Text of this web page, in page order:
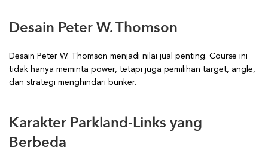
Desain Peter W. Thomson
Desain Peter W. Thomson menjadi nilai jual penting. Course ini
tidak hanya meminta power, tetapi juga pemilihan target, angle,
dan strategi menghindari bunker.
Karakter Parkland-Links yang
Berbeda